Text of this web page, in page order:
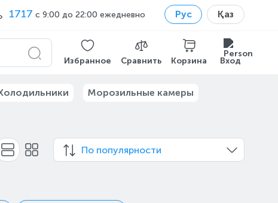
1717 с 9:00 до 22:00 ежедневно Рус Қаз
Избранное Сравнить Корзина Вход
Морозильные камеры
По популярности